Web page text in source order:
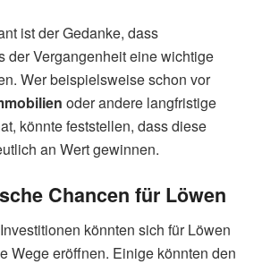
ist der Gedanke, dass
der Vergangenheit eine wichtige
Wer beispielsweise schon vor
oder andere langfristige
könnte feststellen, dass diese
an Wert gewinnen.
Chancen für Löwen
könnten sich für Löwen
Wege eröffnen. Einige könnten den